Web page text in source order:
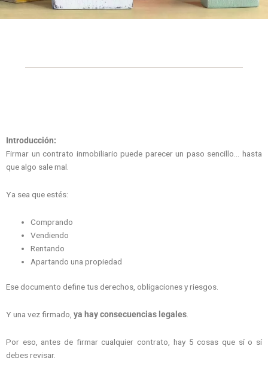
Introducción:
Firmar un contrato inmobiliario puede parecer un paso sencillo… hasta
que algo sale mal.
Ya sea que estés:
Comprando
Vendiendo
Rentando
Apartando una propiedad
Ese documento define tus derechos, obligaciones y riesgos.
Y una vez firmado, ya hay consecuencias legales.
Por eso, antes de firmar cualquier contrato, hay 5 cosas que sí o sí
debes revisar.